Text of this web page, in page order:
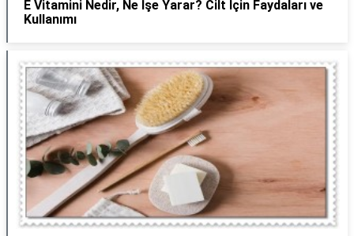
E Vitamini Nedir, Ne İşe Yarar? Cilt İçin Faydaları ve
Kullanımı